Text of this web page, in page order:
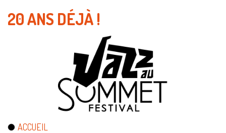
20 ANS DÉJÀ !
ACCUEIL